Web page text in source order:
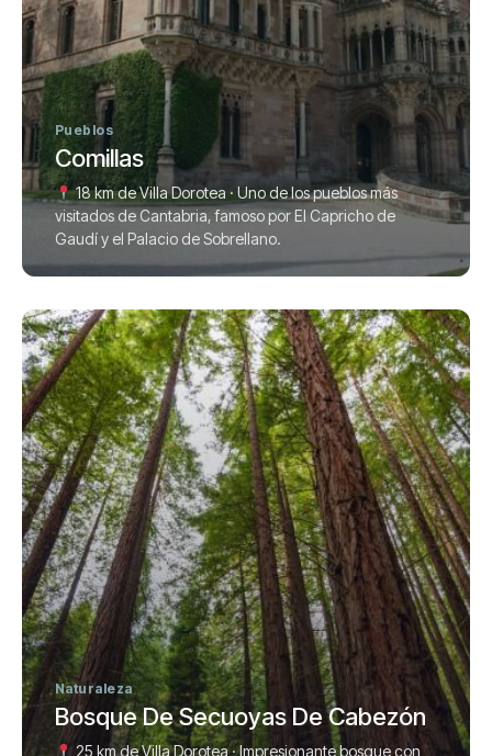
Pueblos
Comillas
18 km de Villa Dorotea · Uno de los pueblos más
visitados de Cantabria, famoso por El Capricho de
Gaudí y el Palacio de Sobrellano.
Naturaleza
Bosque De Secuoyas De Cabezón
25 km de Villa Dorotea · Impresionante bosque con